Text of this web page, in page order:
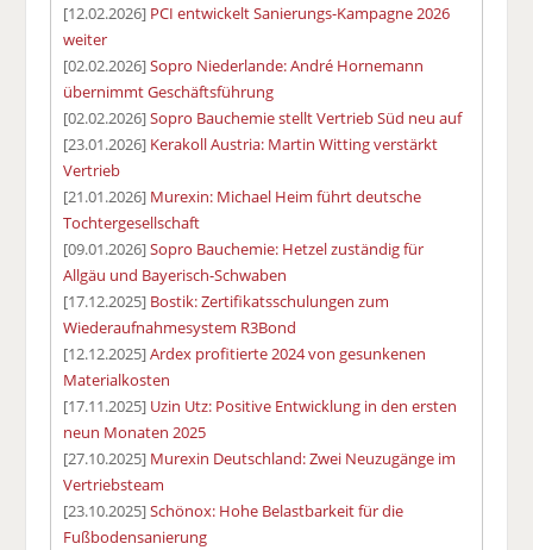
[12.02.2026] PCI entwickelt Sanierungs-Kampagne 2026
weiter
[02.02.2026]Sopro Niederlande: André Hornemann
übernimmt Geschäftsführung
[02.02.2026]Sopro Bauchemie stellt Vertrieb Süd neu auf
[23.01.2026] Kerakoll Austria: Martin Witting verstärkt
Vertrieb
[21.01.2026] Murexin: Michael Heim führt deutsche
Tochtergesellschaft
[09.01.2026]Sopro Bauchemie: Hetzel zuständig für
Allgäu und Bayerisch-Schwaben
[17.12.2025] Bostik: Zertifikatsschulungen zum
Wiederaufnahmesystem R3Bond
[12.12.2025]Ardex profitierte 2024 von gesunkenen
Materialkosten
[17.11.2025] Uzin Utz: Positive Entwicklung in den ersten
neun Monaten 2025
[27.10.2025] Murexin Deutschland: Zwei Neuzugänge im
Vertriebsteam
[23.10.2025]Schönox: Hohe Belastbarkeit für die
Fußbodensanierung